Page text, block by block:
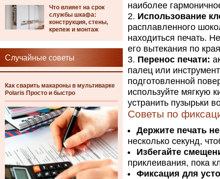
Что влияет на срок
службы шкафа:
конструкция, стены,
крепеж и монтаж
Случайные советы
Как сварить макароны в мультиварке
Polaris Просто и быстро
наиболее
Использование
расплавленного
находиться печать.
его вытекания по
Перенос печати:
палец или
подготовленной
используйте мягкую
устранить пузырьки
Советы по
Держите печать
несколько секунд,
Избегайте
приклеивания, пока
Фиксация для